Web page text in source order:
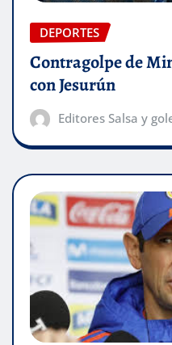
DEPORTES
Contragolpe de
con Jesurún
Editores Salsa y